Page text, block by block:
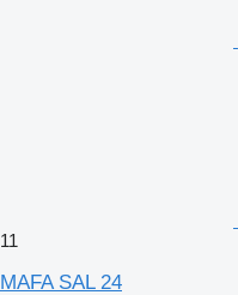
11
MAFA SAL 24